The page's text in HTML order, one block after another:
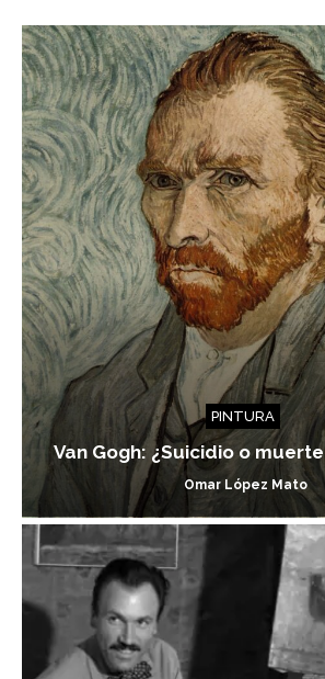
PINTURA
Van Gogh: ¿Suicidio o
Omar López Mato